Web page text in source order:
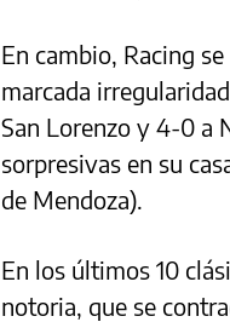
En cambio, Racing
marcada
San Lorenzo y 4-0 a
sorpresivas en su
de Mendoza).
En los últimos 10
notoria, que se